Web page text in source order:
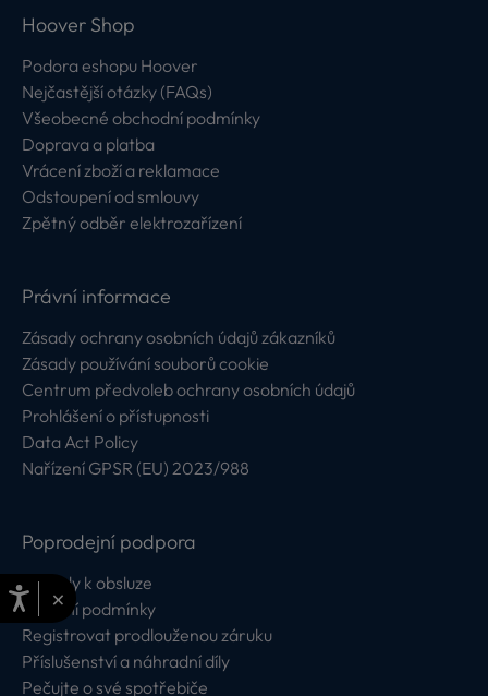
Hoover Shop
Podora eshopu Hoover
Nejčastější otázky (FAQs)
Všeobecné obchodní podmínky
Doprava a platba
Vrácení zboží a reklamace
Odstoupení od smlouvy
Zpětný odběr elektrozařízení
Právní informace
Zásady ochrany osobních údajů zákazníků
Zásady používání souborů cookie
Centrum předvoleb ochrany osobních údajů
Prohlášení o přístupnosti
Data Act Policy
Nařízení GPSR (EU) 2023/988
Poprodejní podpora
Návody k obsluze
Záruční podmínky
Registrovat prodlouženou záruku
Příslušenství a náhradní díly
Pečujte o své spotřebiče
×